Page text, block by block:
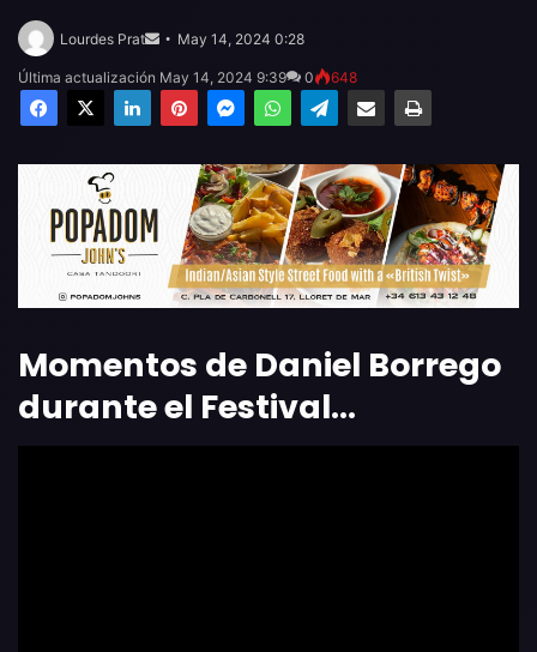
Lourdes Prat
email
May 14, 2024 0:28
Última actualización May 14, 2024 9:39 0 648
Facebook
X LinkedInPinterestMessengerWhatsAppTelegramCompartir por email Imprimir
Momentos de Daniel Borrego
durante el Festival…